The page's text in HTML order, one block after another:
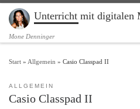
Zum Inhalt springen
Unterricht mit digitalen
Mone Denninger
Start » Allgemein » Casio Classpad II
ALLGEMEIN
Casio Classpad II